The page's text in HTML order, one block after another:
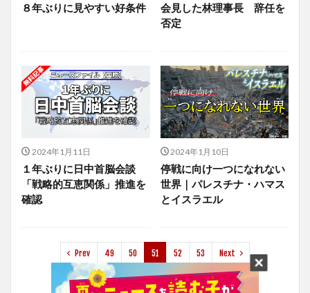
８年ぶりに見やすい好条件
会見した林理事長 辞任を
否定
2024年1月11日
１年ぶりに日中首脳会談
「戦略的互恵関係」推進を
確認
2024年1月10日
停戦に向け一つになれない
世界｜パレスチナ・ハマス
とイスラエル
Prev 49 50 51 52 53 Next